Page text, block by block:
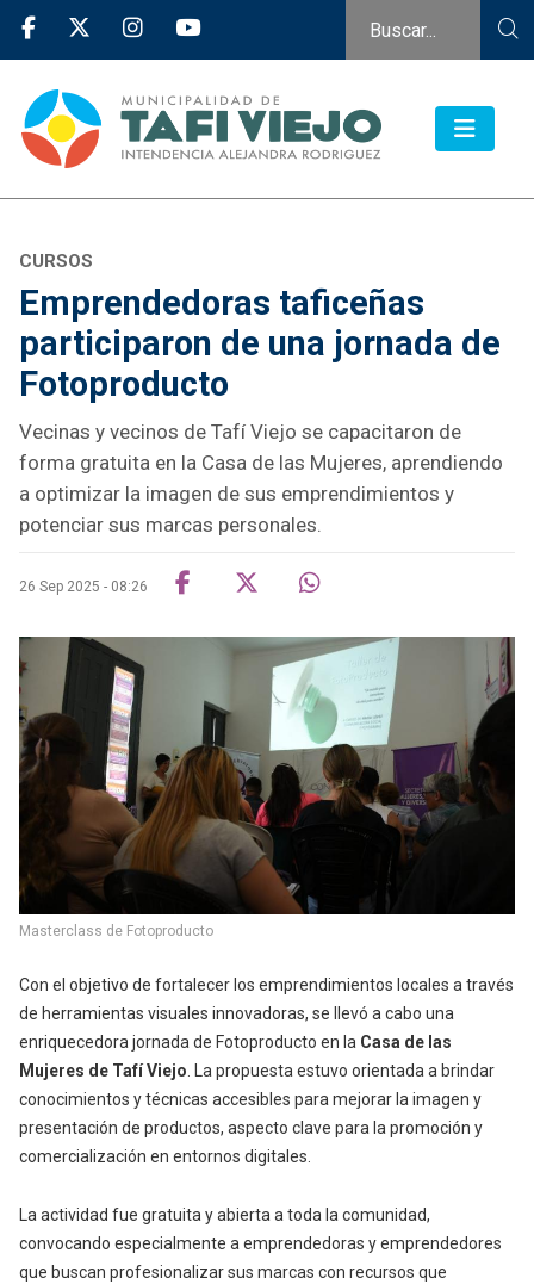
CURSOS
Emprendedoras taficeñas
participaron de una jornada de
Fotoproducto
Vecinas y vecinos de Tafí Viejo se capacitaron de
forma gratuita en la Casa de las Mujeres, aprendiendo
a optimizar la imagen de sus emprendimientos y
potenciar sus marcas personales.
26 Sep 2025 - 08:26
Masterclass de Fotoproducto
Con el objetivo de fortalecer los emprendimientos locales a través
de herramientas visuales innovadoras, se llevó a cabo una
enriquecedorajornada de Fotoproducto en la Casa de las
Mujeres de Tafí Viejo. La propuesta estuvo orientada a brindar
conocimientos y técnicas accesibles para mejorar la imagen y
presentación de productos, aspecto clave para la promoción y
comercialización en entornos digitales.
La actividad fue gratuita y abierta a toda la comunidad,
convocando especialmente a emprendedoras y emprendedores
que buscan profesionalizar sus marcas con recursos que